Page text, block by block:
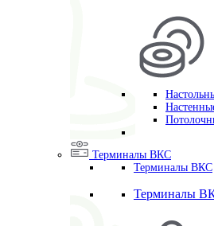
Терминалы ВКС
Терминалы ВКС
Терминалы